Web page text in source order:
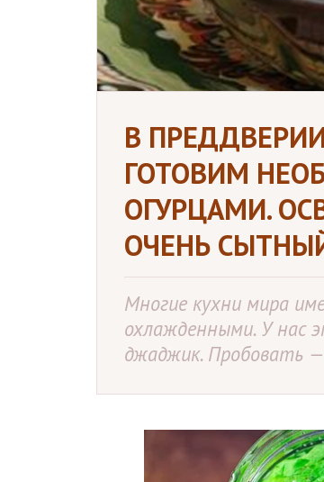
В
ГОТОВИМ
ОГУРЦАМИ.
ОЧЕНЬ
Многие кухни мира
охлажденными. У нас
джаджик. Пробовать